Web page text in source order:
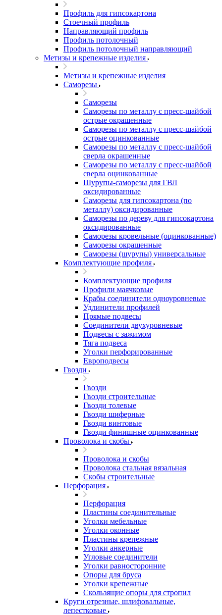
Профиль для гипсокартона
Стоечный профиль
Направляющий профиль
Профиль потолочный
Профиль потолочный направляющий
Метизы и крепежные изделия
Метизы и крепежные изделия
Саморезы
Саморезы
Саморезы по металлу с пресс-шайбой
острые окрашенные
Саморезы по металлу с пресс-шайбой
острые оцинкованные
Саморезы по металлу с пресс-шайбой
сверла окрашенные
Саморезы по металлу с пресс-шайбой
сверла оцинкованные
Шурупы-саморезы для ГВЛ
оксидированные
Саморезы для гипсокартона (по
металлу) оксидированные
Саморезы по дереву для гипсокартона
оксидированные
Саморезы кровельные (оцинкованные)
Саморезы окрашенные
Саморезы (шурупы) универсальные
Комплектующие профиля
Комплектующие профиля
Профили маячковые
Крабы соединители одноуровневые
Удлинители профилей
Прямые подвесы
Соединители двухуровневые
Подвесы с зажимом
Тяга подвеса
Уголки перфорированные
Европодвесы
Гвозди
Гвозди
Гвозди строительные
Гвозди толевые
Гвозди шиферные
Гвозди винтовые
Гвозди финишные оцинкованные
Проволока и скобы
Проволока и скобы
Проволока стальная вязальная
Скобы строительные
Перфорация
Перфорация
Пластины соединительные
Уголки мебельные
Уголки оконные
Пластины крепежные
Уголки анкерные
Угловые соединители
Уголки равносторонние
Опоры для бруса
Уголки крепежные
Скользящие опоры для стропил
Круги отрезные, шлифовальные,
лепестковые